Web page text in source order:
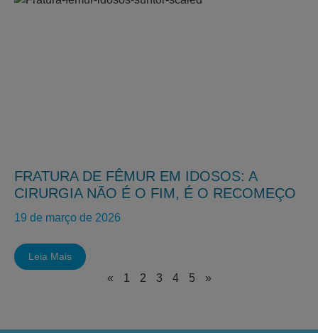
FRATURA DE FÊMUR EM IDOSOS: A
CIRURGIA NÃO É O FIM, É O RECOMEÇO
19 de março de 2026
Leia Mais
« 1 2 3 4 5 »